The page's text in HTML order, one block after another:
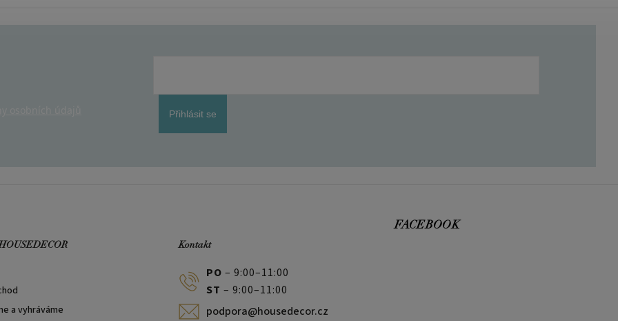
Přihlásit se
a vyhráváme
Kontakt
PO – 9:00–11:00
ST – 9:00–11:00
podpora@housedecor.cz
FACEBOOK